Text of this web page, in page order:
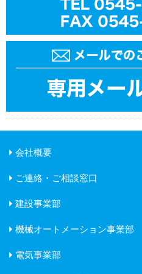
会社概要
ご連絡・ご相談窓口
建設事業部
機械オートメーション事業部
電気事業部